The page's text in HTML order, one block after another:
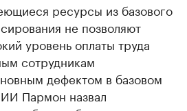
ресурсы из базового
не позволяют
уровень оплаты труда
сотрудникам
дефектом в базовом
Пармон назвал